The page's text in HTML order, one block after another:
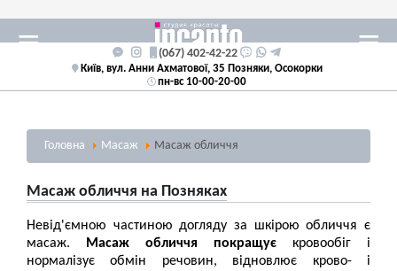
(067) 402-42-22
Київ, вул. Анни Ахматової, 35 Позняки, Осокорки
пн-вс 10-00-20-00
Головна Масаж Масаж обличчя
Масаж обличчя на Позняках
Невід'ємною частиною догляду за шкірою обличчя є
масаж. Масаж обличчя покращує кровообіг і
нормалізує обмін речовин, відновлює крово- і